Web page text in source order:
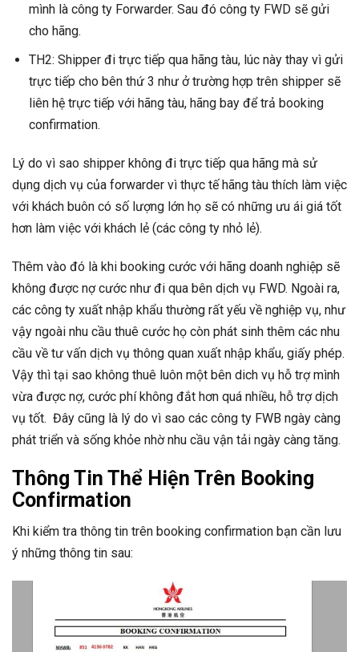
mình là công ty Forwarder. Sau đó công ty FWD sẽ gửi
cho hãng.
TH2: Shipper đi trực tiếp qua hãng tàu, lúc này thay vì gửi
trực tiếp cho bên thứ 3 như ở trường hợp trên shipper sẽ
liên hệ trực tiếp với hãng tàu, hãng bay để trả booking
confirmation.
Lý do vì sao shipper không đi trực tiếp qua hãng mà sử
dụng dịch vụ của forwarder vì thực tế hãng tàu thích làm việc
với khách buôn có số lượng lớn họ sẽ có những ưu ái giá tốt
hơn làm việc với khách lẻ (các công ty nhỏ lẻ).
Thêm vào đó là khi booking cước với hãng doanh nghiệp sẽ
không được nợ cước như đi qua bên dịch vụ FWD. Ngoài ra,
các công ty xuất nhập khẩu thường rất yếu về nghiệp vụ, như
vậy ngoài nhu cầu thuê cước họ còn phát sinh thêm các nhu
cầu về tư vấn dịch vụ thông quan xuất nhập khẩu, giấy phép.
Vậy thì tại sao không thuê luôn một bên dich vụ hỗ trợ mình
vừa được nợ, cước phí không đắt hơn quá nhiều, hỗ trợ dịch
vụ tốt. Đây cũng là lý do vì sao các công ty FWB ngày càng
phát triển và sống khỏe nhờ nhu cầu vận tải ngày càng tăng.
Thông Tin Thể Hiện Trên Booking
Confirmation
Khi kiểm tra thông tin trên booking confirmation bạn cần lưu
ý những thông tin sau: